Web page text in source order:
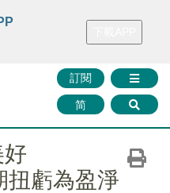
財華證券 媒體矩陣
訂閱
简
好
扭虧為盈淨